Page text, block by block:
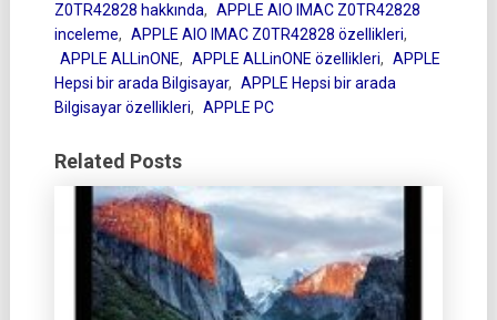
Z0TR42828 hakkında, APPLE AIO IMAC Z0TR42828
inceleme, APPLE AIO IMAC Z0TR42828 özellikleri,
APPLE ALLinONE, APPLE ALLinONE özellikleri, APPLE
Hepsi bir arada Bilgisayar, APPLE Hepsi bir arada
Bilgisayar özellikleri, APPLE PC
Related Posts